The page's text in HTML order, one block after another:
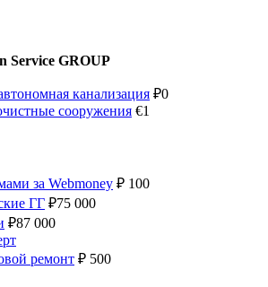
Service GROUP
канализация ₽0
сооружения €1
за Webmoney ₽ 100
ГГ ₽75 000
₽87 000
ремонт ₽ 500